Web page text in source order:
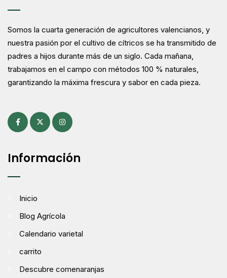
Somos la cuarta generación de agricultores valencianos, y
nuestra pasión por el cultivo de cítricos se ha transmitido de
padres a hijos durante más de un siglo. Cada mañana,
trabajamos en el campo con métodos 100 % naturales,
garantizando la máxima frescura y sabor en cada pieza.
Información
Inicio
Blog Agrícola
Calendario varietal
carrito
Descubre comenaranjas